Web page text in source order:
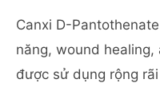
Canxi D-
năng, wound
được sử dụng rộng